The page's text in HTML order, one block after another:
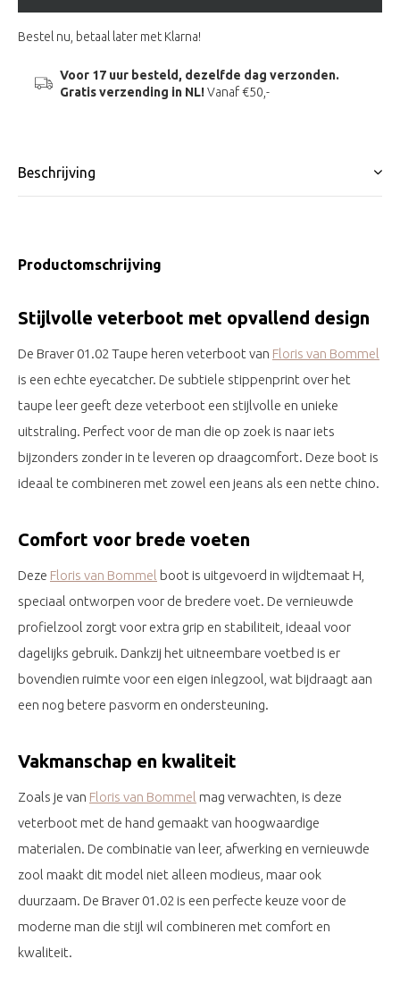
Bestel nu, betaal later met Klarna!
Voor 17 uur besteld, dezelfde dag verzonden.
Gratis verzending in NL!Vanaf €50,-
Beschrijving
Productomschrijving
Stijlvolle veterboot met opvallend design
De Braver 01.02 Taupe heren veterboot van Floris van Bommel
is een echte eyecatcher. De subtiele stippenprint over het
taupe leer geeft deze veterboot een stijlvolle en unieke
uitstraling. Perfect voor de man die op zoek is naar iets
bijzonders zonder in te leveren op draagcomfort. Deze boot is
ideaal te combineren met zowel een jeans als een nette chino.
Comfort voor brede voeten
Deze Floris van Bommel boot is uitgevoerd in wijdtemaat H,
speciaal ontworpen voor de bredere voet. De vernieuwde
profielzool zorgt voor extra grip en stabiliteit, ideaal voor
dagelijks gebruik. Dankzij het uitneembare voetbed is er
bovendien ruimte voor een eigen inlegzool, wat bijdraagt aan
een nog betere pasvorm en ondersteuning.
Vakmanschap en kwaliteit
Zoals je van Floris van Bommel mag verwachten, is deze
veterboot met de hand gemaakt van hoogwaardige
materialen. De combinatie van leer, afwerking en vernieuwde
zool maakt dit model niet alleen modieus, maar ook
duurzaam. De Braver 01.02 is een perfecte keuze voor de
moderne man die stijl wil combineren met comfort en
kwaliteit.